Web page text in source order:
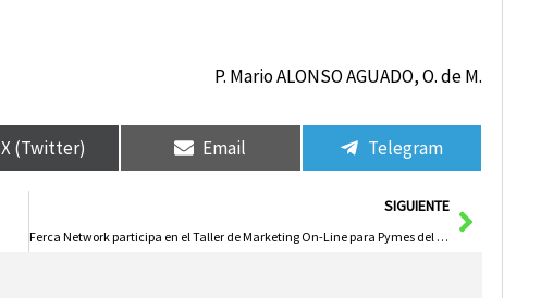
P. Mario ALONSO AGUADO, O. de M.
X (Twitter) Email Telegram
SIGUIENTE
Ferca Network participa en el Taller de Marketing On-Line para Pymes del proyecto SICMAN